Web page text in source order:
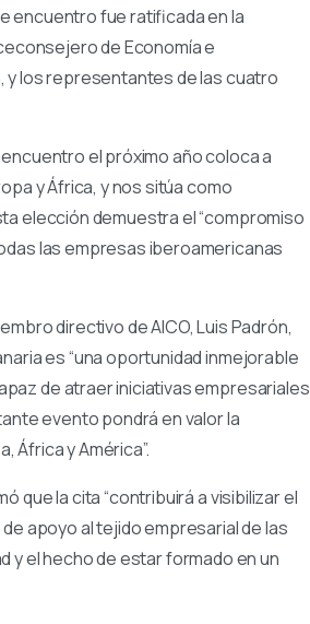
encuentro fue ratificada en la
de Economía e
y los representantes de las cuatro
el próximo año coloca a
y África, y nos sitúa como
elección demuestra el “compromiso
las empresas iberoamericanas
directivo de AICO, Luis Padrón,
es “una oportunidad inmejorable
de atraer iniciativas empresariales
evento pondrá en valor la
África y América”.
que la cita “contribuirá a visibilizar el
apoyo al tejido empresarial de las
y el hecho de estar formado en un